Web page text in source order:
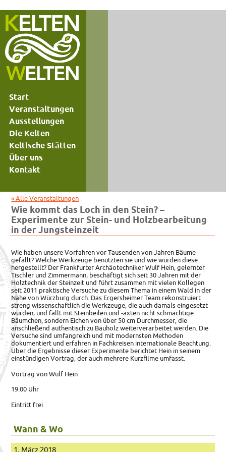
Start
Veranstaltungen
Ausstellungen
Die Kelten
Keltische Stätten
Über uns
Kontakt
« Alle Veranstaltungen
Wie kommt das Loch in den Stein? –
Experimente zur Stein- und Holzbearbeitung
in der Jungsteinzeit
Wie haben unsere Vorfahren vor Tausenden von Jahren Bäume
gefällt? Welche Werkzeuge benutzten sie und wie wurden diese
hergestellt? Der Frankfurter Archäotechniker Wulf Hein, gelernter
Tischler und Zimmermann, beschäftigt sich seit 30 Jahren mit der
Holztechnik der Steinzeit und führt zusammen mit vielen Kollegen
seit 2011 praktische Versuche zu diesem Thema in einem Wald in der
Nähe von Würzburg durch. Das Ergersheimer Team rekonstruiert
streng wissenschaftlich die Werkzeuge, die auch damals eingesetzt
wurden, und fällt mit Steinbeilen und -äxten nicht schmächtige
Bäumchen, sondern Eichen von über 50 cm Durchmesser, die
anschließend authentisch zu Bauholz weiterverarbeitet werden. Die
Versuche sind umfangreich und mit modernsten Methoden
dokumentiert und erfahren in Fachkreisen internationale Beachtung.
Über die Ergebnisse dieser Experimente berichtet Hein in seinem
einstündigen Vortrag, der auch mehrere Kurzfilme umfasst.
Vortrag von Wulf Hein
19.00 Uhr
Eintritt frei
Wann & Wo
1. März 2018